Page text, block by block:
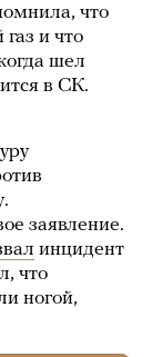
что
и что
шел
в СК.
заявление.
инцидент
что
ногой,